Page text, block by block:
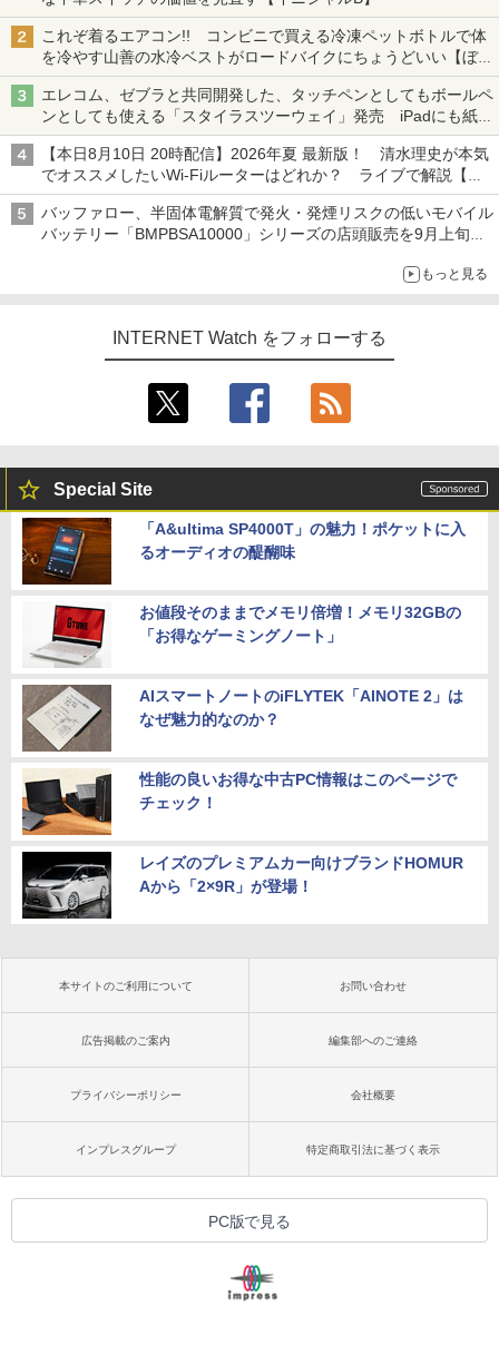
これぞ着るエアコン!! コンビニで買える冷凍ペットボトルで体
を冷やす山善の水冷ベストがロードバイクにちょうどいい【ぼっ
ち・ざ・ろーど！その14】【空いた時間でなにしてる？】
エレコム、ゼブラと共同開発した、タッチペンとしてもボールペ
ンとしても使える「スタイラスツーウェイ」発売 iPadにも紙に
も、持ち替えずに書き込める
【本日8月10日 20時配信】2026年夏 最新版！ 清水理史が本気
でオススメしたいWi-Fiルーターはどれか？ ライブで解説【清
水理史の「イニシャルB」チャンネル】
バッファロー、半固体電解質で発火・発煙リスクの低いモバイル
バッテリー「BMPBSA10000」シリーズの店頭販売を9月上旬に
もっと見る
INTERNET Watch をフォローする
Special Site
「A&ultima SP4000T」の魅力！ポケットに入
るオーディオの醍醐味
お値段そのままでメモリ倍増！メモリ32GBの
「お得なゲーミングノート」
AIスマートノートのiFLYTEK「AINOTE 2」は
なぜ魅力的なのか？
性能の良いお得な中古PC情報はこのページで
チェック！
レイズのプレミアムカー向けブランドHOMUR
Aから「2×9R」が登場！
本サイトのご利用について お問い合わせ
広告掲載のご案内 編集部へのご連絡
プライバシーポリシー 会社概要
インプレスグループ 特定商取引法に基づく表示
PC版で見る